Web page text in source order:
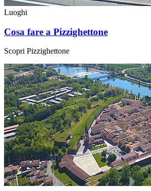
Luoghi
Cosa fare a Pizzighettone
Scopri Pizzighettone